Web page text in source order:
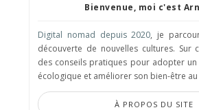
Bienvenue, moi c'est
Digital nomad depuis 2020, je
découverte de nouvelles cultures. Sur
des conseils pratiques pour adopter
écologique et améliorer son bien-être
À PROPOS DU SITE